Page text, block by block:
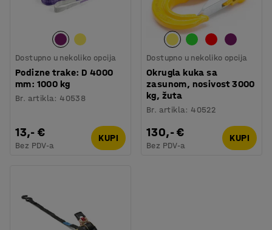
Dostupno u nekoliko opcija
Podizne trake: D 4000
mm: 1000 kg
Br. artikla: 40538
13,- €
Bez PDV-a
KUPI
Dostupno u nekoliko opcija
Okrugla kuka sa
zasunom, nosivost 3000
kg, žuta
Br. artikla: 40522
130,- €
Bez PDV-a
KUPI